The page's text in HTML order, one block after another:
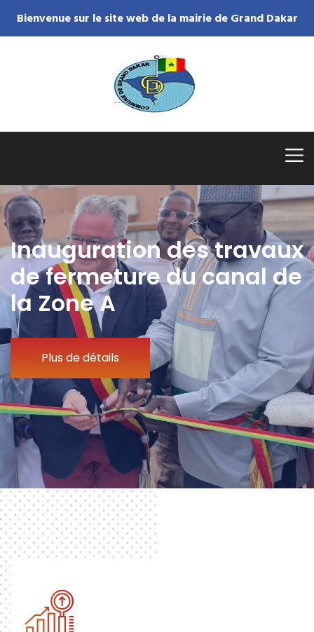
Bienvenue sur le site web de la mairie de Grand Dakar
Inauguration des travaux
de fermeture du canal de
la Zone A
Plus de détails